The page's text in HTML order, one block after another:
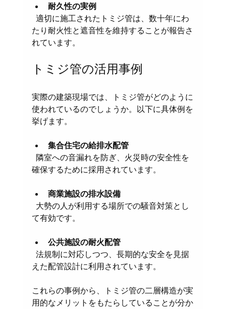
耐久性の実例
たり耐火性と遮音性を維持することが報告さ
れています。
トミジ管の活用事例
実際の建築現場では、トミジ管がどのように
使われているのでしょうか。以下に具体例を
挙げます。
集合住宅の給排水配管
確保するために採用されています。
商業施設の排水設備
て有効です。
公共施設の耐火配管
えた配管設計に利用されています。
これらの事例から、トミジ管の二層構造が実
用的なメリットをもたらしていることが分か